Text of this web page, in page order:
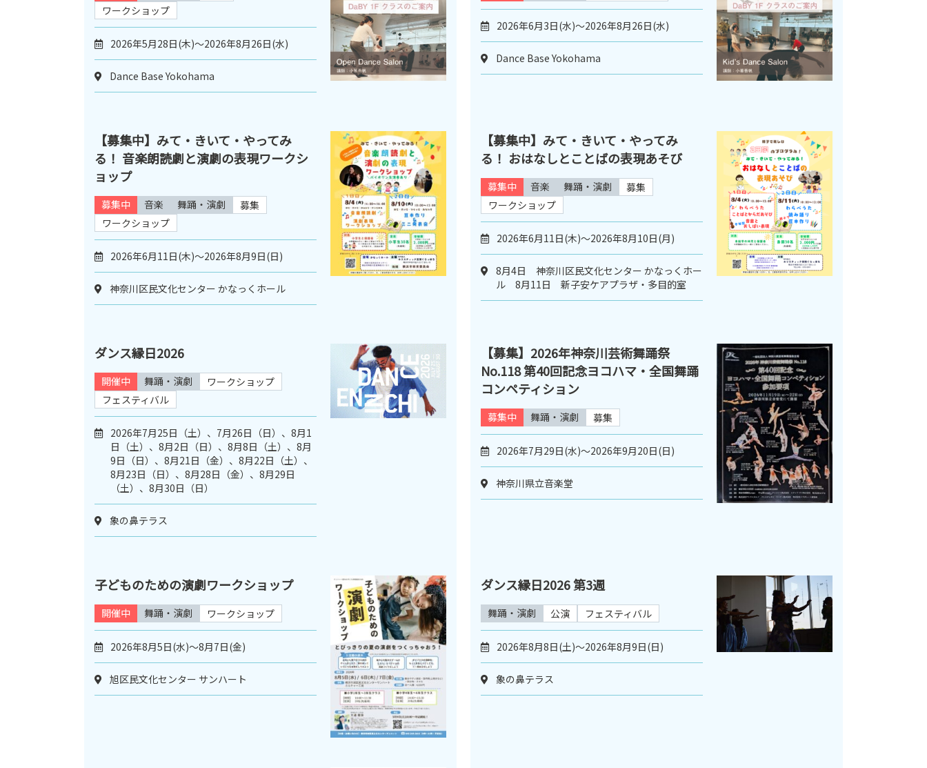
ワークショップ
2026年5月28日(木)～2026年8月26日(水)
Dance Base Yokohama
2026年6月3日(水)～2026年8月26日(水)
Dance Base Yokohama
【募集中】みて・きいて・やってみ
る！ 音楽朗読劇と演劇の表現ワークシ
ョップ
募集中 音楽 舞踊・演劇
募集
ワークショップ
2026年6月11日(木)～2026年8月9日(日)
神奈川区民文化センター かなっくホール
【募集中】みて・きいて・やってみ
る！ おはなしとことばの表現あそび
募集中 音楽 舞踊・演劇
募集
ワークショップ
2026年6月11日(木)～2026年8月10日(月)
8月4日 神奈川区民文化センター かなっくホー
ル 8月11日 新子安ケアプラザ・多目的室
ダンス縁日2026
開催中 舞踊・演劇
ワークショップ
フェスティバル
2026年7月25日（土）、7月26日（日）、8月1
日（土）、8月2日（日）、8月8日（土）、8月
9日（日）、8月21日（金）、8月22日（土）、
8月23日（日）、8月28日（金）、8月29日
（土）、8月30日（日）
象の鼻テラス
【募集】2026年神奈川芸術舞踊祭
No.118 第40回記念ヨコハマ・全国舞踊
コンペティション
募集中 舞踊・演劇 募集
2026年7月29日(水)～2026年9月20日(日)
神奈川県立音楽堂
子どものための演劇ワークショップ
開催中 舞踊・演劇 ワークショップ
2026年8月5日(水)～8月7日(金)
旭区民文化センター サンハート
ダンス縁日2026 第3週
舞踊・演劇 公演 フェスティバル
2026年8月8日(土)～2026年8月9日(日)
象の鼻テラス